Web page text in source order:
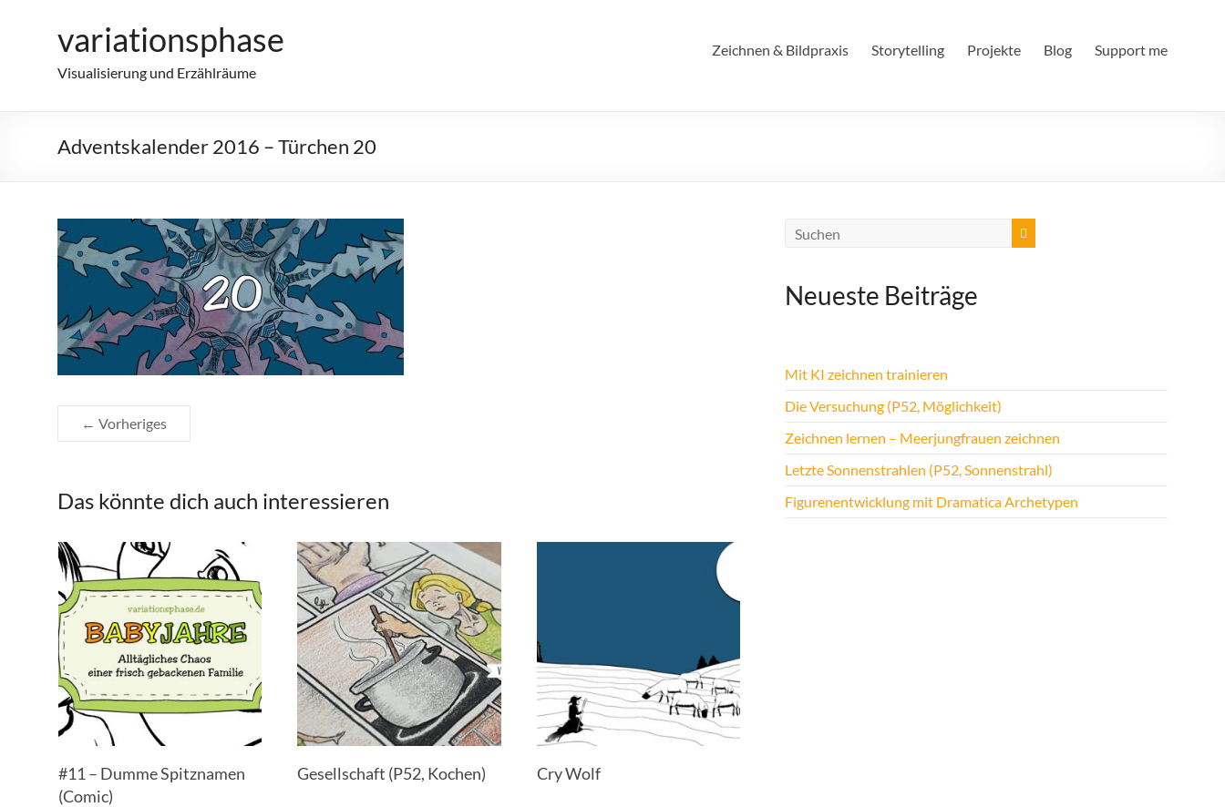
variationsphase
Visualisierung und Erzählräume
Zeichnen & Bildpraxis Storytelling Projekte Blog Support me
Adventskalender 2016 – Türchen 20
← Vorheriges
Das könnte dich auch interessieren
#11 – Dumme Spitznamen
(Comic)
Gesellschaft (P52, Kochen) Cry Wolf
Neueste Beiträge
Mit KI zeichnen trainieren
Die Versuchung (P52, Möglichkeit)
Zeichnen lernen – Meerjungfrauen zeichnen
Letzte Sonnenstrahlen (P52, Sonnenstrahl)
Figurenentwicklung mit Dramatica Archetypen